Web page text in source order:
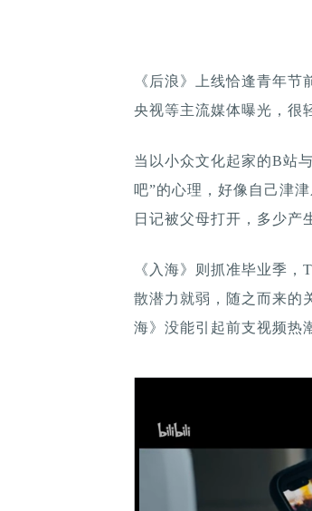
《后浪》上线恰逢青年
央视等主流媒体曝光，很
当以小众文化起家的B站
吧”的心理，好像自己津
日记被父母打开，多少产
《入海》则抓准毕业季
散潜力就弱，随之而来的
海》没能引起前支视频热